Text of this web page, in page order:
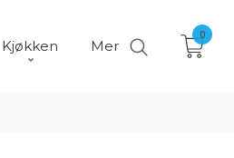
Kjøkken Mer
0